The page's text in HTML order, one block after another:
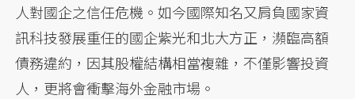
人對國企之信任危機。如今國際知名又肩負國家資
訊科技發展重任的國企紫光和北大方正，瀕臨高額
債務違約，因其股權結構相當複雜，不僅影響投資
人，更將會衝擊海外金融市場。